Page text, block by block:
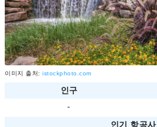
이미지 출처: istockphoto.com
인구
-
인기 항공사